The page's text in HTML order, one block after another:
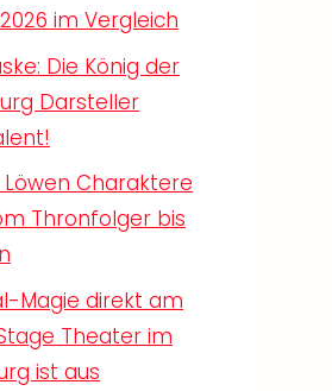
im Vergleich
Die König der
Darsteller
Löwen Charaktere
Thronfolger bis
Magie direkt am
Theater im
ist aus